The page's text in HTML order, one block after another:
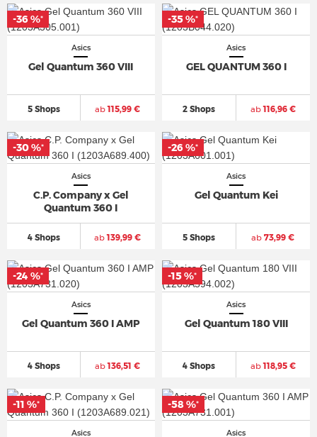
Asics
Gel Quantum 360 VIII
5 Shops ab115,99 €
-36 %*
Asics
GEL QUANTUM 360 I
2 Shops ab116,96 €
-35 %*
Asics
C.P. Company x Gel
Quantum 360 I
4 Shops ab139,99 €
-30 %*
Asics
Gel Quantum Kei
5 Shops ab 73,99 €
-26 %*
Asics
Gel Quantum 360 I AMP
4 Shops ab136,51 €
-24 %*
Asics
Gel Quantum 180 VIII
4 Shops ab118,95 €
-15 %*
Asics
-11 %*
Asics
-58 %*